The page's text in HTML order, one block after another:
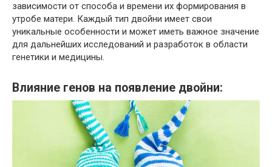
зависимости от способа и времени их формирования в
утробе матери. Каждый тип двойни имеет свои
уникальные особенности и может иметь важное значение
для дальнейших исследований и разработок в области
генетики и медицины.
Влияние генов на появление двойни: